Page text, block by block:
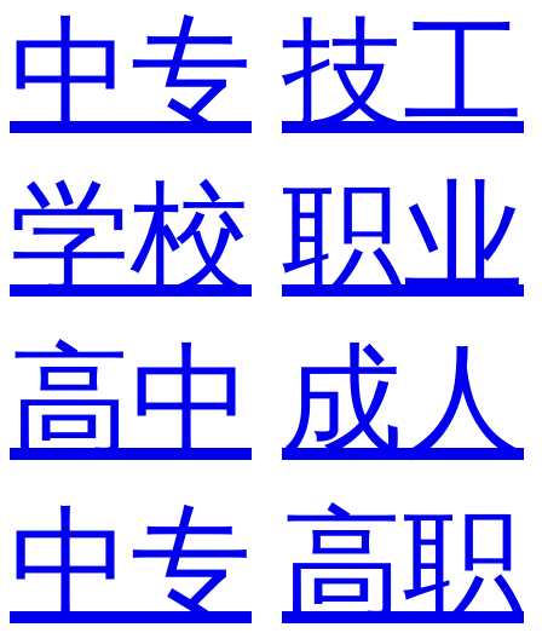
中专 技工
学校 职业
高中 成人
中专 高职